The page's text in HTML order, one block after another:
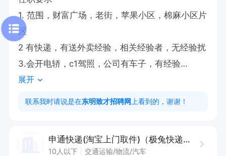
1. 范围，财富广场，老街，苹果小区，棉麻小区片
区
2 有快递，有送外卖经验，相关经验者，无经验扰
3.会开电轿，c1驾照，公司有车子，有经验
展开
联系我时请说是在东明致才招聘网 上看到的，谢谢！
申通快递(淘宝上门取件)（极兔快递龙脉御府店）
10人以下 交通运输/物流/汽车